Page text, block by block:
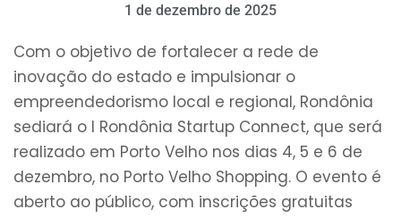
1 de dezembro de 2025
Com o objetivo de fortalecer a rede de
inovação do estado e impulsionar o
empreendedorismo local e regional, Rondônia
sediará o I Rondônia Startup Connect, que será
realizado em Porto Velho nos dias 4, 5 e 6 de
dezembro, no Porto Velho Shopping. O evento é
aberto ao público, com inscrições gratuitas